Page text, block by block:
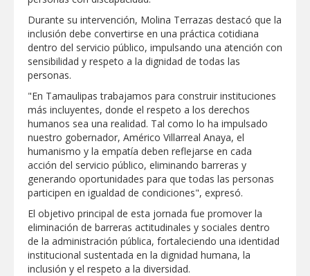
escuelas militarizadas
AVANZAN TRABAJOS DE
MODERNIZACIÓN EN AVENIDA
REFORMA; GOBIERNO MUNICIPAL
MANTIENE EL RITMO DE LAS OBRAS
PRIORITARIAS
Atendió Protección Civil de Reynosa
Realiza Gobierno de Reynosa programa
Acción y Conciencia en Campestre e
Integración Familiar
Durante su intervención, Molina Terrazas destacó que la
inclusión debe convertirse en una práctica cotidiana
dentro del servicio público, impulsando una atención con
sensibilidad y respeto a la dignidad de todas las
personas.
"En Tamaulipas trabajamos para construir instituciones
más incluyentes, donde el respeto a los derechos
humanos sea una realidad. Tal como lo ha impulsado
nuestro gobernador, Américo Villarreal Anaya, el
humanismo y la empatía deben reflejarse en cada
acción del servicio público, eliminando barreras y
generando oportunidades para que todas las personas
participen en igualdad de condiciones", expresó.
El objetivo principal de esta jornada fue promover la
eliminación de barreras actitudinales y sociales dentro
de la administración pública, fortaleciendo una identidad
institucional sustentada en la dignidad humana, la
inclusión y el respeto a la diversidad.